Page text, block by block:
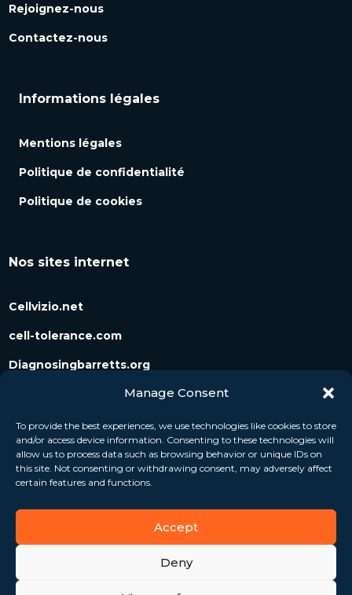
Manage Consent
To provide the best experiences, we use technologies like cookies to store
and/or access device information. Consenting to these technologies will
allow us to process data such as browsing behavior or unique IDs on
this site. Not consenting or withdrawing consent, may adversely affect
certain features and functions.
Accept
Deny
Rejoignez-nous
Contactez-nous
Informations légales
Mentions légales
Politique de confidentialité
Politique de cookies
Nos sites internet
Cellvizio.net
cell-tolerance.com
Diagnosingbarretts.org
Diagnosingpancreaticcysts.org
Suivez-nous